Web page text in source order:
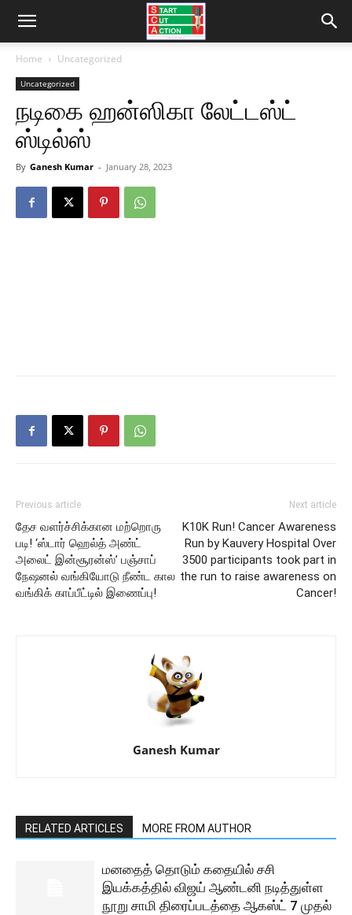
Home Uncategorized
Uncategorized
நடிகை ஹன்ஸிகா லேட்டஸ்ட்
ஸ்டில்ஸ்
By Ganesh Kumar - January 28, 2023
Previous article
தேச வளர்ச்சிக்கான மற்றொரு
படி! ‘ஸ்டார் ஹெல்த் அண்ட்
அலைட் இன்சூரன்ஸ்’ பஞ்சாப்
நேஷனல் வங்கியோடு நீண்ட கால
வங்கிக் காப்பீட்டில் இணைப்பு!
Next article
K10K Run! Cancer Awareness
Run by Kauvery Hospital Over
3500 participants took part in
the run to raise awareness on
Cancer!
Ganesh Kumar
RELATED ARTICLES MORE FROM AUTHOR
மனதைத் தொடும் கதையில் சசி
இயக்கத்தில் விஜய் ஆண்டனி நடித்துள்ள
நூறு சாமி திரைப்படத்தை ஆகஸ்ட் 7 முதல்